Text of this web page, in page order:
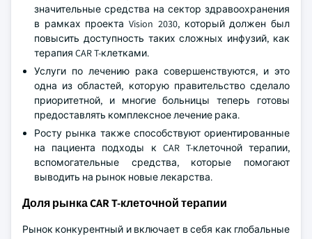
значительные средства на сектор здравоохранения
в рамках проекта Vision 2030, который должен был
повысить доступность таких сложных инфузий, как
терапия CAR T-клетками.
Услуги по лечению рака совершенствуются, и это
одна из областей, которую правительство сделало
приоритетной, и многие больницы теперь готовы
предоставлять комплексное лечение рака.
Росту рынка также способствуют ориентированные
на пациента подходы к CAR T-клеточной терапии,
вспомогательные средства, которые помогают
выводить на рынок новые лекарства.
Доля рынка CAR T-клеточной терапии
Рынок конкурентный и включает в себя как глобальные